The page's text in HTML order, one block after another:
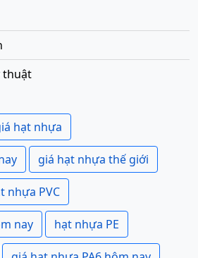
thuật
hạt nhựa
giá hạt nhựa thế giới
nhựa PVC
nay hạt nhựa PE